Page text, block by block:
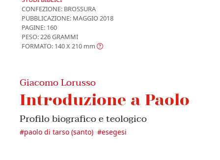
CONFEZIONE: BROSSURA
PUBBLICAZIONE: MAGGIO 2018
PAGINE: 160
PESO: 226 GRAMMI
FORMATO: 140 X 210 mm
Giacomo Lorusso
Introduzione a Paolo
Profilo biografico e teologico
#paolo di tarso (santo) #esegesi